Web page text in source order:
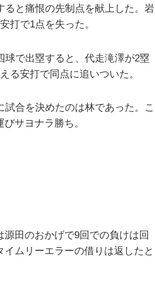
ると痛恨の先制点を献上した。岩
打で1点を失った。
で出塁すると、代走滝澤が2塁
る安打で同点に追いついた。
合を決めたのは林であった。こ
サヨナラ勝ち。
田のおかげで9回での負けは回
ムリーエラーの借りは返したと